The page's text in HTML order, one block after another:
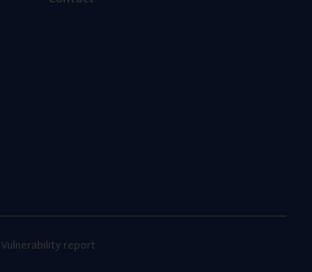
Vulnerability report